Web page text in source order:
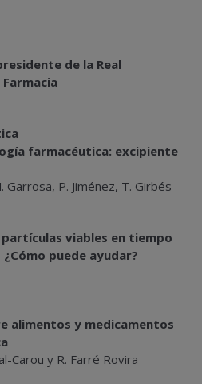
de la Real
farmacéutica: excipiente
Garrosa, P. Jiménez, T. Girbés
viables en tiempo
puede ayudar?
alimentos y medicamentos
Carou y R. Farré Rovira